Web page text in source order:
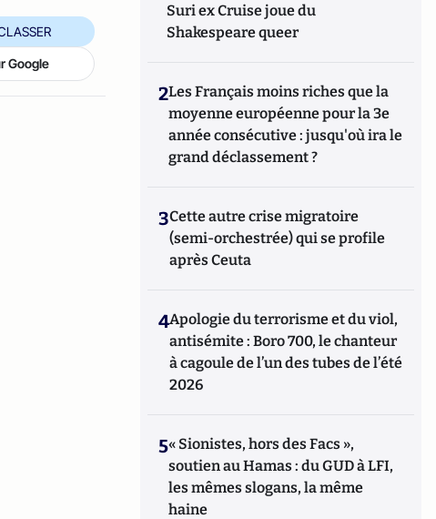
Google
Suri ex Cruise joue du
Shakespeare queer
2Les Français moins riches que la
moyenne européenne pour la 3e
année consécutive : jusqu'où ira le
grand déclassement ?
3Cette autre crise migratoire
(semi-orchestrée) qui se profile
après Ceuta
4Apologie du terrorisme et du viol,
antisémite : Boro 700, le chanteur
à cagoule de l’un des tubes de l’été
2026
5« Sionistes, hors des Facs »,
soutien au Hamas : du GUD à LFI,
les mêmes slogans, la même
haine